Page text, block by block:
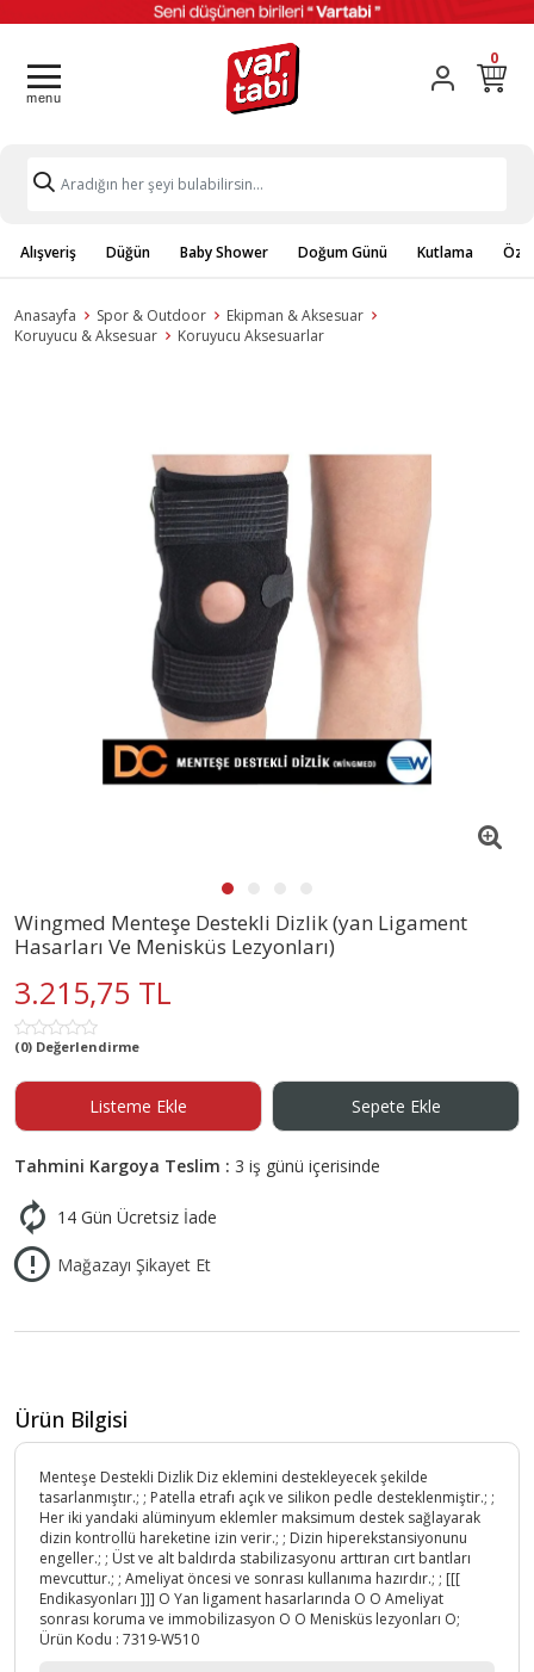
0
Alışveriş Düğün Baby Shower Doğum Günü Kutlama
Anasayfa Spor & Outdoor
Ekipman & Aksesuar
Koruyucu & Aksesuar
Koruyucu Aksesuarlar
Wingmed Menteşe Destekli Dizlik (yan Ligament
Hasarları Ve Menisküs Lezyonları)
3.215,75 TL
(0) Değerlendirme
Listeme Ekle Sepete Ekle
Tahmini Kargoya Teslim : 3 iş günü içerisinde
14 Gün Ücretsiz İade
Mağazayı Şikayet Et
Ürün Bilgisi
Menteşe Destekli Dizlik Diz eklemini destekleyecek şekilde
tasarlanmıştır.; ; Patella etrafı açık ve silikon pedle desteklenmiştir.; ;
Her iki yandaki alüminyum eklemler maksimum destek sağlayarak
dizin kontrollü hareketine izin verir.; ; Dizin hiperekstansiyonunu
engeller.; ; Üst ve alt baldırda stabilizasyonu arttıran cırt bantları
mevcuttur.; ; Ameliyat öncesi ve sonrası kullanıma hazırdır.; ; [[[
Endikasyonları ]]] O Yan ligament hasarlarında O O Ameliyat
sonrası koruma ve immobilizasyon O O Menisküs lezyonları O;
Ürün Kodu : 7319-W510